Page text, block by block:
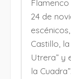
24 de
Castillo,
Utrera” y
la